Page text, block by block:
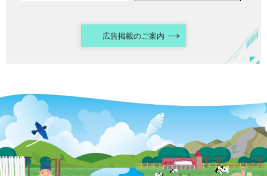
広告掲載のご案内